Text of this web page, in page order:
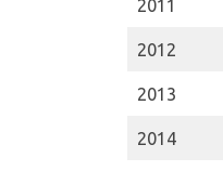
2011
2012
2013
2014